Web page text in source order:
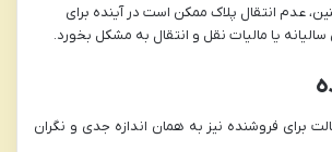
عدم انتقال پلاک ممکن است در آینده برای
یا مالیات نقل و انتقال به مشکل بخورد.
برای فروشنده نیز به همان اندازه جدی و نگران